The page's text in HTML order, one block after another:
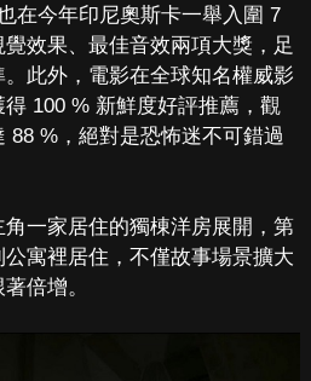
在今年印尼奧斯卡一舉入圍 7
效果、最佳音效兩項大獎，足
此外，電影在全球知名權威影
100 % 新鮮度好評推薦，觀
88 %，絕對是恐怖迷不可錯過
角一家居住的獨棟洋房展開，第
寓裡居住，不僅故事場景擴大
倍增。